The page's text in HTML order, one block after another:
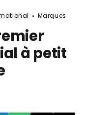
Marques
à petit